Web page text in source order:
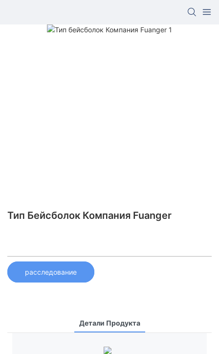
Тип Бейсболок Компания Fuanger
расследование
Детали Продукта